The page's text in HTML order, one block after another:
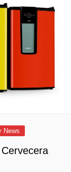
News